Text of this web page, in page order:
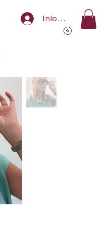
Inloggen